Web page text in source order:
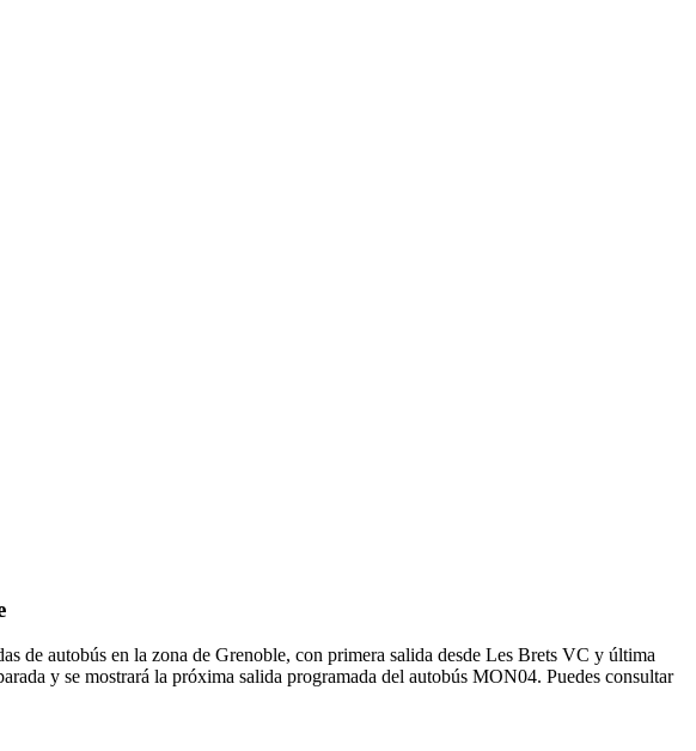
de autobús en la zona de Grenoble, con primera salida desde Les Brets VC y última
y se mostrará la próxima salida programada del autobús MON04. Puedes consultar